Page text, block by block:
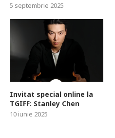
5 septembrie 2025
Invitat special online la
TGIFF: Stanley Chen
10 iunie 2025